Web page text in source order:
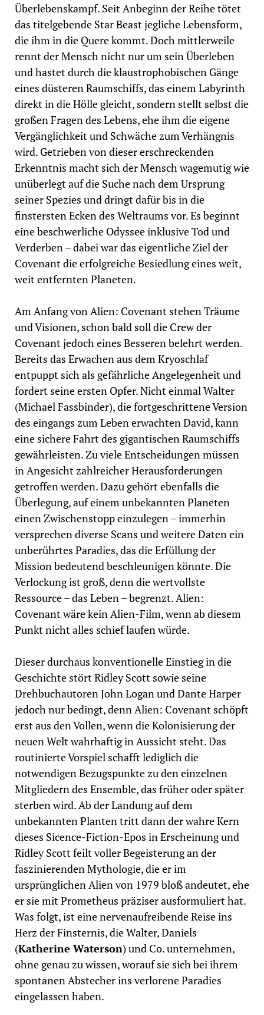
Überlebenskampf. Seit Anbeginn der Reihe tötet
das titelgebende Star Beast jegliche Lebensform,
die ihm in die Quere kommt. Doch mittlerweile
rennt der Mensch nicht nur um sein Überleben
und hastet durch die klaustrophobischen Gänge
eines düsteren Raumschiffs, das einem Labyrinth
direkt in die Hölle gleicht, sondern stellt selbst die
großen Fragen des Lebens, ehe ihm die eigene
Vergänglichkeit und Schwäche zum Verhängnis
wird. Getrieben von dieser erschreckenden
Erkenntnis macht sich der Mensch wagemutig wie
unüberlegt auf die Suche nach dem Ursprung
seiner Spezies und dringt dafür bis in die
finstersten Ecken des Weltraums vor. Es beginnt
eine beschwerliche Odyssee inklusive Tod und
Verderben – dabei war das eigentliche Ziel der
Covenant die erfolgreiche Besiedlung eines weit,
weit entfernten Planeten.
Am Anfang von Alien: Covenant stehen Träume
und Visionen, schon bald soll die Crew der
Covenant jedoch eines Besseren belehrt werden.
Bereits das Erwachen aus dem Kryoschlaf
entpuppt sich als gefährliche Angelegenheit und
fordert seine ersten Opfer. Nicht einmal Walter
(Michael Fassbinder), die fortgeschrittene Version
des eingangs zum Leben erwachten David, kann
eine sichere Fahrt des gigantischen Raumschiffs
gewährleisten. Zu viele Entscheidungen müssen
in Angesicht zahlreicher Herausforderungen
getroffen werden. Dazu gehört ebenfalls die
Überlegung, auf einem unbekannten Planeten
einen Zwischenstopp einzulegen – immerhin
versprechen diverse Scans und weitere Daten ein
unberührtes Paradies, das die Erfüllung der
Mission bedeutend beschleunigen könnte. Die
Verlockung ist groß, denn die wertvollste
Ressource – das Leben – begrenzt. Alien:
Covenant wäre kein Alien-Film, wenn ab diesem
Punkt nicht alles schief laufen würde.
Dieser durchaus konventionelle Einstieg in die
Geschichte stört Ridley Scott sowie seine
Drehbuchautoren John Logan und Dante Harper
jedoch nur bedingt, denn Alien: Covenant schöpft
erst aus den Vollen, wenn die Kolonisierung der
neuen Welt wahrhaftig in Aussicht steht. Das
routinierte Vorspiel schafft lediglich die
notwendigen Bezugspunkte zu den einzelnen
Mitgliedern des Ensemble, das früher oder später
sterben wird. Ab der Landung auf dem
unbekannten Planten tritt dann der wahre Kern
dieses Sicence-Fiction-Epos in Erscheinung und
Ridley Scott feilt voller Begeisterung an der
faszinierenden Mythologie, die er im
ursprünglichen Alien von 1979 bloß andeutet, ehe
er sie mit Prometheus präziser ausformuliert hat.
Was folgt, ist eine nervenaufreibende Reise ins
Herz der Finsternis, die Walter, Daniels
(Katherine Waterson) und Co. unternehmen,
ohne genau zu wissen, worauf sie sich bei ihrem
spontanen Abstecher ins verlorene Paradies
eingelassen haben.